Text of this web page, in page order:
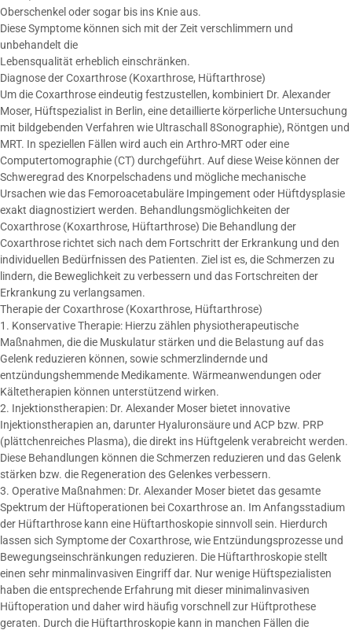
Oberschenkel oder sogar bis ins Knie aus.
Diese Symptome können sich mit der Zeit verschlimmern und
unbehandelt die
Lebensqualität erheblich einschränken.
Diagnose der Coxarthrose (Koxarthrose, Hüftarthrose)
Um die Coxarthrose eindeutig festzustellen, kombiniert Dr. Alexander
Moser, Hüftspezialist in Berlin, eine detaillierte körperliche Untersuchung
mit bildgebenden Verfahren wie Ultraschall 8Sonographie), Röntgen und
MRT. In speziellen Fällen wird auch ein Arthro-MRT oder eine
Computertomographie (CT) durchgeführt. Auf diese Weise können der
Schweregrad des Knorpelschadens und mögliche mechanische
Ursachen wie das Femoroacetabuläre Impingement oder Hüftdysplasie
exakt diagnostiziert werden. Behandlungsmöglichkeiten der
Coxarthrose (Koxarthrose, Hüftarthrose) Die Behandlung der
Coxarthrose richtet sich nach dem Fortschritt der Erkrankung und den
individuellen Bedürfnissen des Patienten. Ziel ist es, die Schmerzen zu
lindern, die Beweglichkeit zu verbessern und das Fortschreiten der
Erkrankung zu verlangsamen.
Therapie der Coxarthrose (Koxarthrose, Hüftarthrose)
1. Konservative Therapie: Hierzu zählen physiotherapeutische
Maßnahmen, die die Muskulatur stärken und die Belastung auf das
Gelenk reduzieren können, sowie schmerzlindernde und
entzündungshemmende Medikamente. Wärmeanwendungen oder
Kältetherapien können unterstützend wirken.
2. Injektionstherapien: Dr. Alexander Moser bietet innovative
Injektionstherapien an, darunter Hyaluronsäure und ACP bzw. PRP
(plättchenreiches Plasma), die direkt ins Hüftgelenk verabreicht werden.
Diese Behandlungen können die Schmerzen reduzieren und das Gelenk
stärken bzw. die Regeneration des Gelenkes verbessern.
3. Operative Maßnahmen: Dr. Alexander Moser bietet das gesamte
Spektrum der Hüftoperationen bei Coxarthrose an. Im Anfangsstadium
der Hüftarthrose kann eine Hüftarthoskopie sinnvoll sein. Hierdurch
lassen sich Symptome der Coxarthrose, wie Entzündungsprozesse und
Bewegungseinschränkungen reduzieren. Die Hüftarthroskopie stellt
einen sehr minmalinvasiven Eingriff dar. Nur wenige Hüftspezialisten
haben die entsprechende Erfahrung mit dieser minimalinvasiven
Hüftoperation und daher wird häufig vorschnell zur Hüftprothese
geraten. Durch die Hüftarthroskopie kann in manchen Fällen die